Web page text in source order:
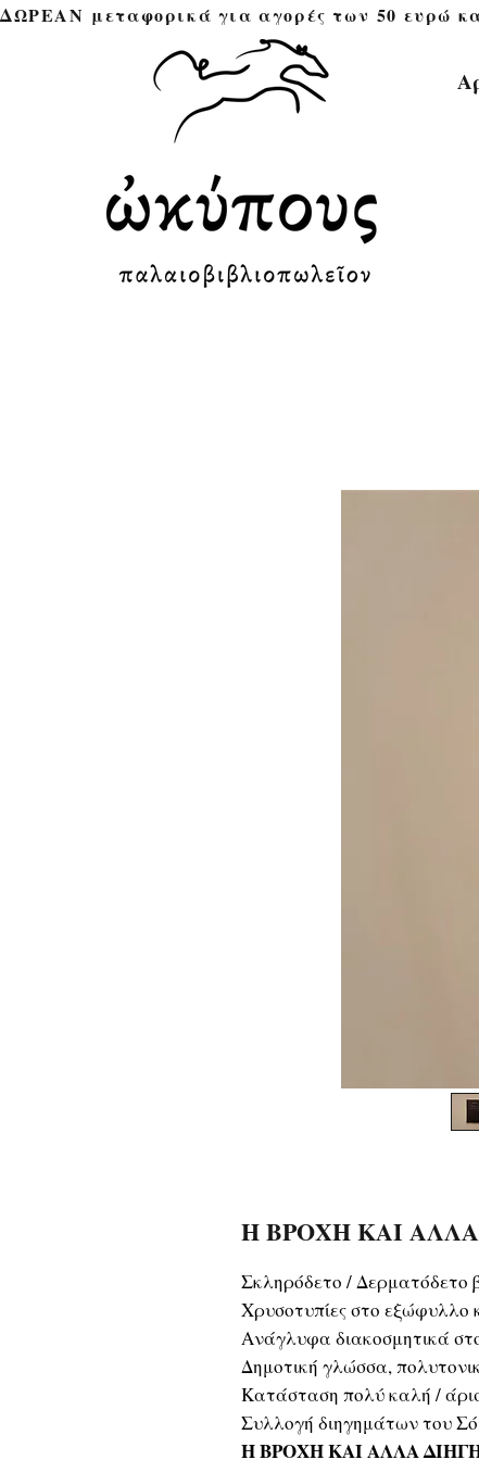
ΔΩΡΕΑΝ μεταφορικά για αγορές των 50 ευρώ
Η ΒΡΟΧΗ ΚΑΙ
Σκληρόδετο / Δερματόδετο
Χρυσοτυπίες στο εξώφυλλο
Ανάγλυφα διακοσμητικά
Δημοτική γλώσσα,
Κατάσταση πολύ καλή /
Συλλογή διηγημάτων του
Η ΒΡΟΧΗ ΚΑΙ ΑΛΛΑ